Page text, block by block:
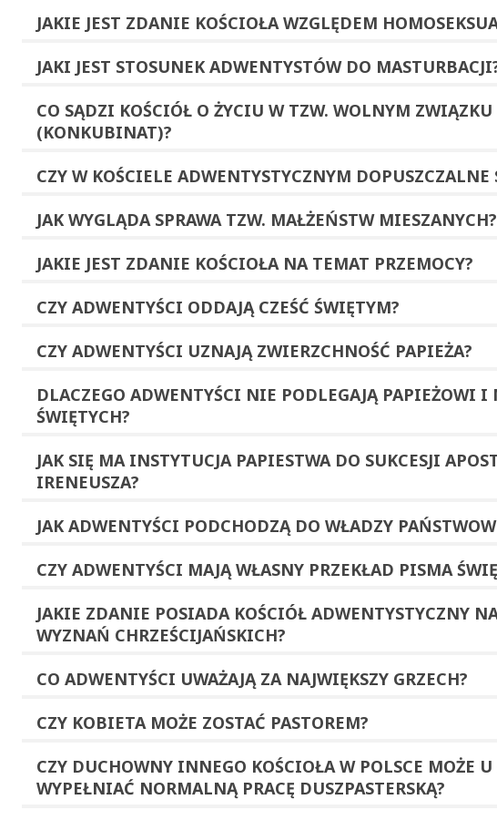
JAKIE JEST ZDANIE KOŚCIOŁA WZGLĘDEM
JAKI JEST STOSUNEK ADWENTYSTÓW DO MASTURBACJI
CO SĄDZI KOŚCIÓŁ O ŻYCIU W TZW. WOLNYM ZWIĄZKU
(KONKUBINAT)?
CZY W KOŚCIELE ADWENTYSTYCZNYM DOPUSZCZALNE
JAK WYGLĄDA SPRAWA TZW. MAŁŻEŃSTW MIESZANYCH?
JAKIE JEST ZDANIE KOŚCIOŁA NA TEMAT PRZEMOCY?
CZY ADWENTYŚCI ODDAJĄ CZEŚĆ ŚWIĘTYM?
CZY ADWENTYŚCI UZNAJĄ ZWIERZCHNOŚĆ PAPIEŻA?
DLACZEGO ADWENTYŚCI NIE PODLEGAJĄ PAPIEŻOWI I
ŚWIĘTYCH?
JAK SIĘ MA INSTYTUCJA PAPIESTWA DO SUKCESJI
IRENEUSZA?
JAK ADWENTYŚCI PODCHODZĄ DO WŁADZY
CZY ADWENTYŚCI MAJĄ WŁASNY PRZEKŁAD PISMA
JAKIE ZDANIE POSIADA KOŚCIÓŁ ADWENTYSTYCZNY
WYZNAŃ CHRZEŚCIJAŃSKICH?
CO ADWENTYŚCI UWAŻAJĄ ZA NAJWIĘKSZY GRZECH?
CZY KOBIETA MOŻE ZOSTAĆ PASTOREM?
CZY DUCHOWNY INNEGO KOŚCIOŁA W POLSCE MOŻE
WYPEŁNIAĆ NORMALNĄ PRACĘ DUSZPASTERSKĄ?